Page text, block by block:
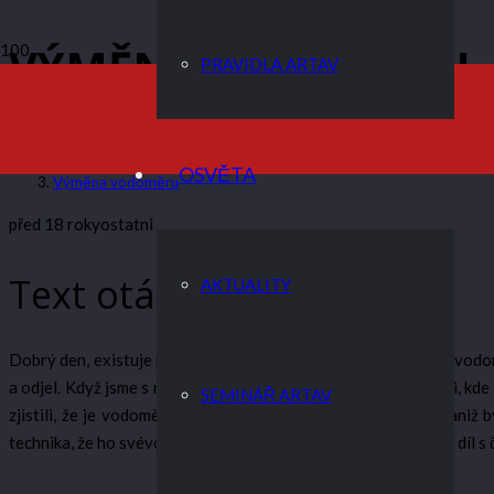
PRAVIDLA ARTAV
OSVĚTA
AKTUALITY
SEMINÁŘ ARTAV
VÝMĚNA VODOMĚRU
Výměna vodoměru
před 18 rokyostatni
Text otázky
Dobrý den, existuje prosím nějaký předpis, jak se má naložit s
a odjel. Když jsme s majitelem bytu (bydlím v pronájmu) pátrali,
zjistili, že je vodoměr dobrý, ale to, jak mohl natáčet vodu, aniž
technika, že ho svévolně opravil, případně přemontoval přední díl